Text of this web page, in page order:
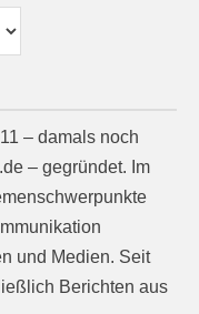
– damals noch
– gegründet. Im
und Medien. Seit
Berichten aus